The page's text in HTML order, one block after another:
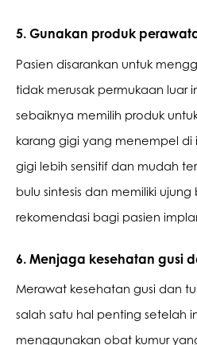
5. Gunakan produk
Pasien disarankan untuk
tidak merusak permukaan luar
sebaiknya memilih produk
karang gigi yang menempel di
gigi lebih sensitif dan mudah
bulu sintesis dan memiliki
rekomendasi bagi pasien
6. Menjaga kesehatan gusi
Merawat kesehatan gusi dan
salah satu hal penting setelah